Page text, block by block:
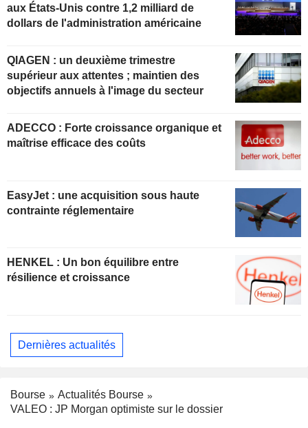
aux États-Unis contre 1,2 milliard de
dollars de l'administration américaine
QIAGEN : un deuxième trimestre
supérieur aux attentes ; maintien des
objectifs annuels à l'image du secteur
ADECCO : Forte croissance organique et
maîtrise efficace des coûts
EasyJet : une acquisition sous haute
contrainte réglementaire
HENKEL : Un bon équilibre entre
résilience et croissance
Dernières actualités
Bourse
Actualités Bourse
VALEO : JP Morgan optimiste sur le dossier